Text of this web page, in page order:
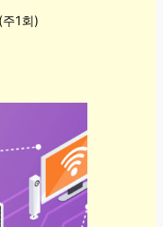
(주1회)